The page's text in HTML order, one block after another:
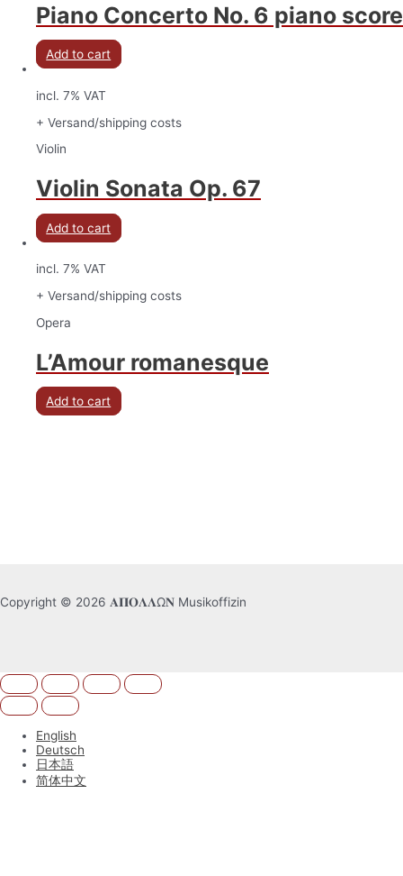
Piano Concerto No. 6 piano score
Add to cart
incl. 7% VAT
+ Versand/shipping costs
Violin
Violin Sonata Op. 67
Add to cart
incl. 7% VAT
+ Versand/shipping costs
Opera
L’Amour romanesque
Add to cart
Copyright © 2026 𝚨𝚷𝚶𝚲𝚲Ω𝚴 Musikoffizin
English
Deutsch
日本語
简体中文